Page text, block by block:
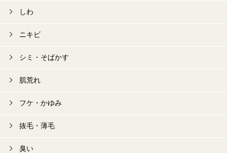
しわ
ニキビ
シミ・そばかす
肌荒れ
フケ・かゆみ
抜毛・薄毛
臭い